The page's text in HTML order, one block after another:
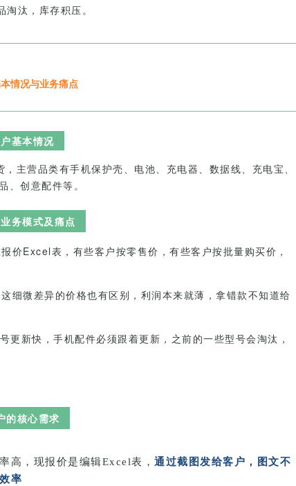
汰，库存积压。
情况与业务痛点
基本情况
主营品类有手机保护壳、电池、充电器、数据线、充电宝、
创意配件等。
务模式及痛点
价Excel表，有些客户按零售价，有些客户按批量购买价，
细微差异的价格也有区别，利润本来就薄，拿错款不知道给
更新快，手机配件必须跟着更新，之前的一些型号会淘汰，
的核心需求
高，现报价是编辑Excel表， 通过截图发给客户，图文不
率